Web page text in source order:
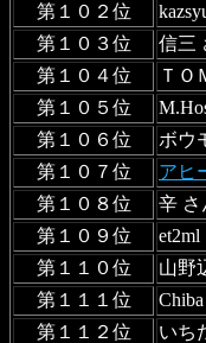
第１０２位
第１０３位
信三
第１０４位
ＴＯ
第１０５位
第１０６位
ボウ
第１０７位
アヒ
第１０８位
辛 さ
第１０９位
et2ml
第１１０位
山野
第１１１位
第１１２位
いち